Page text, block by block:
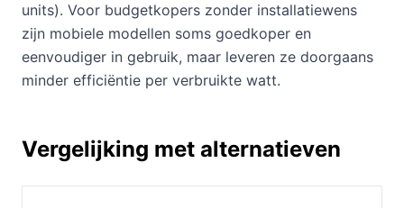
units). Voor budgetkopers zonder installatiewens
zijn mobiele modellen soms goedkoper en
eenvoudiger in gebruik, maar leveren ze doorgaans
minder efficiëntie per verbruikte watt.
Vergelijking met alternatieven